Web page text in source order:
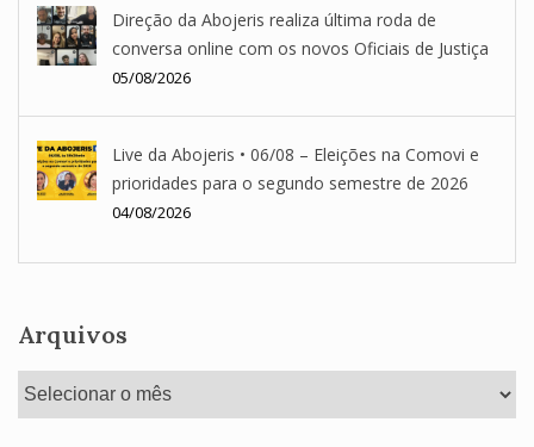
Direção da Abojeris realiza última roda de
conversa online com os novos Oficiais de Justiça
05/08/2026
Live da Abojeris • 06/08 – Eleições na Comovi e
prioridades para o segundo semestre de 2026
04/08/2026
Arquivos
Arquivos